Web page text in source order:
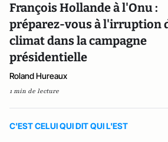
François Hollande à l'Onu :
préparez-vous à l'irruption
climat dans la campagne
présidentielle
Roland Hureaux
1 min de lecture
C'EST CELUI QUI DIT QUI L'EST